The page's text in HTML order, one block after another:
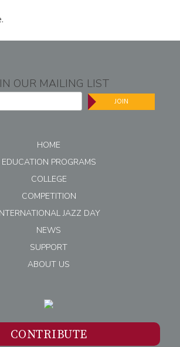
OUR MAILING LIST
JOIN
HOME
EDUCATION PROGRAMS
COLLEGE
COMPETITION
JAZZ DAY
NEWS
SUPPORT
ABOUT US
CONTRIBUTE